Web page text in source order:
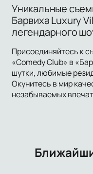
Уникальные
Барвиха Luxury
легендарного
Присоединяйтесь к
«Comedy Club» в
шутки, любимые
Окунитесь в мир
незабываемых